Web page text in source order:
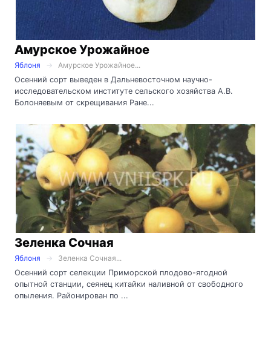
Амурское Урожайное
Яблоня
Амурское Урожайное...
Осенний сорт выведен в Дальневосточном научно-
исследовательском институте сельского хозяйства А.В.
Болоняевым от скрещивания Ране...
Зеленка Сочная
Яблоня
Зеленка Сочная...
Осенний сорт селекции Приморской плодово-ягодной
опытной станции, сеянец китайки наливной от свободного
опыления. Районирован по ...